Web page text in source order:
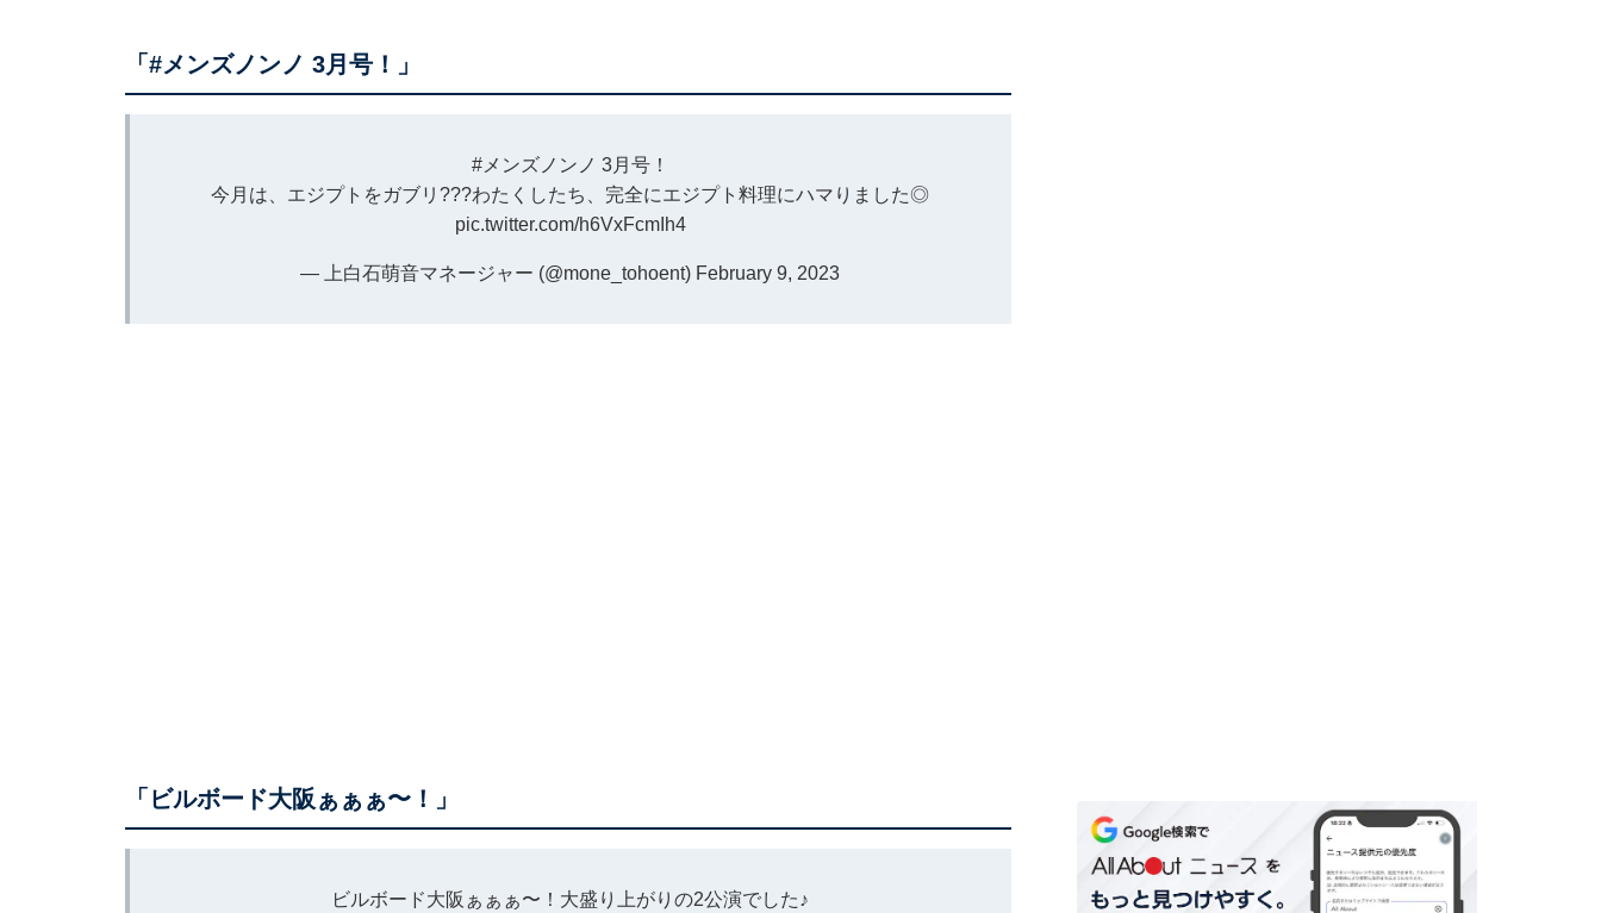
「#メンズノンノ 3月号！」
#メンズノンノ 3月号！
今月は、エジプトをガブリ???わたくしたち、完全にエジプト料理にハマりました◎
pic.twitter.com/h6VxFcmIh4
— 上白石萌音マネージャー (@mone_tohoent) February 9, 2023
「ビルボード大阪ぁぁぁ〜！」
ビルボード大阪ぁぁぁ〜！大盛り上がりの2公演でした♪